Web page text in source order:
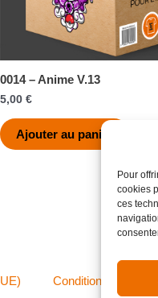
Pour
cookies
ces
0014 – Anime V.13
5,00 €
Ajouter au panier
Conditions